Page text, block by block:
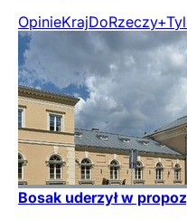
OpinieKrajDoRzeczy+
Bosak uderzył w